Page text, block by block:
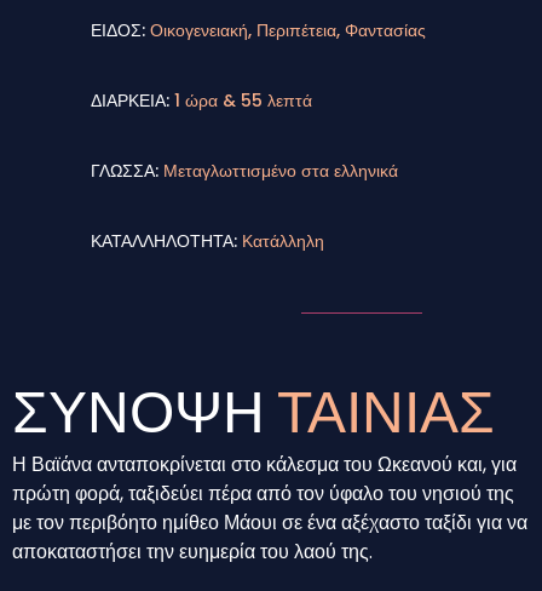
ΕΙΔΟΣ: Οικογενειακή, Περιπέτεια, Φαντασίας
ΔΙΑΡΚΕΙΑ: 1 ώρα & 55 λεπτά
ΓΛΩΣΣΑ: Μεταγλωττισμένο στα ελληνικά
ΚΑΤΑΛΛΗΛΟΤΗΤΑ: Κατάλληλη
ΣΥΝΟΨΗ ΤΑΙΝΙΑΣ
Η Βαϊάνα ανταποκρίνεται στο κάλεσμα του Ωκεανού και, για
πρώτη φορά, ταξιδεύει πέρα από τον ύφαλο του νησιού της
με τον περιβόητο ημίθεο Μάουι σε ένα αξέχαστο ταξίδι για να
αποκαταστήσει την ευημερία του λαού της.